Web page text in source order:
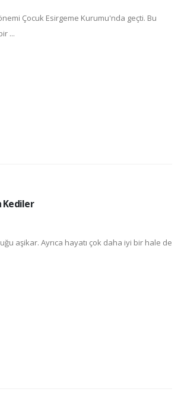
Çocuk Esirgeme Kurumu'nda geçti. Bu
...
Kediler
aşikar. Ayrıca hayatı çok daha iyi bir hale de